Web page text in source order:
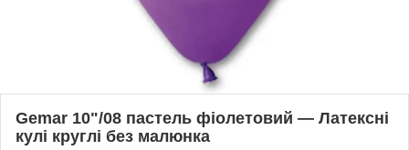
Gemar 10"/08 пастель фіолетовий — Латексні
кулі круглі без малюнка